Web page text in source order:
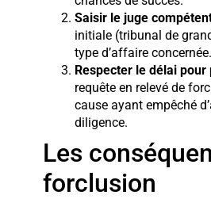
Saisir le juge
initiale (tribunal de
type d’affaire concernée.
Respecter le délai
requête en relevé de
cause ayant empêché
diligence.
Les
forclusion